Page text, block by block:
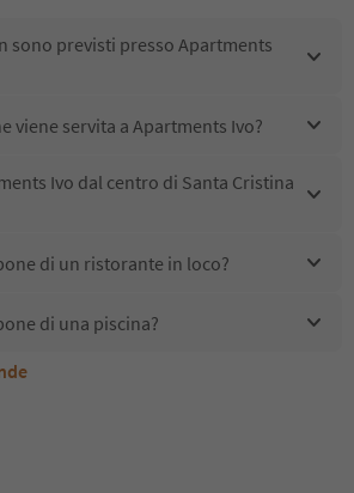
sono previsti presso Apartments
viene servita a Apartments Ivo?
Ivo dal centro di Santa Cristina
di un ristorante in loco?
di una piscina?
animali domestici?
disponibili presso Apartments
Ivo ricevono l'Alto Adige Guest